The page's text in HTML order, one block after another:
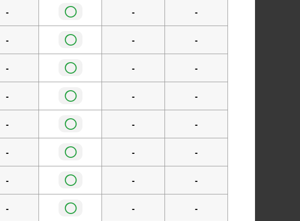
- ◯ - -
- ◯ - -
- ◯ - -
- ◯ - -
- ◯ - -
- ◯ - -
- ◯ - -
- ◯ - -